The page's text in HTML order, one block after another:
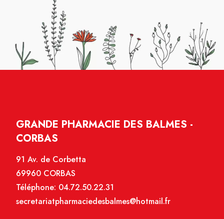
GRANDE PHARMACIE DES BALMES -
CORBAS
91 Av. de Corbetta
69960 CORBAS
Téléphone: 04.72.50.22.31
secretariatpharmaciedesbalmes@hotmail.fr